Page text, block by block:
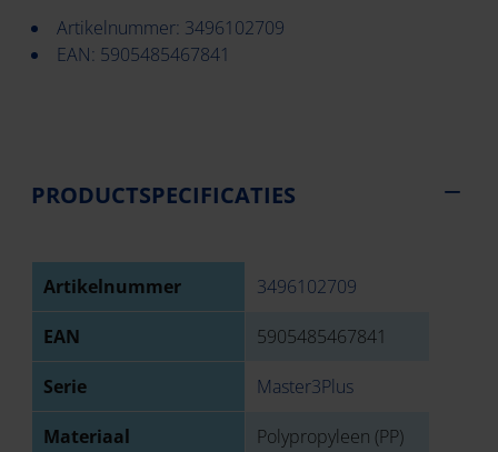
Artikelnummer: 3496102709
EAN: 5905485467841
PRODUCTSPECIFICATIES
Artikelnummer 3496102709
EAN 5905485467841
Serie Master3Plus
Materiaal
Polypropyleen (PP)